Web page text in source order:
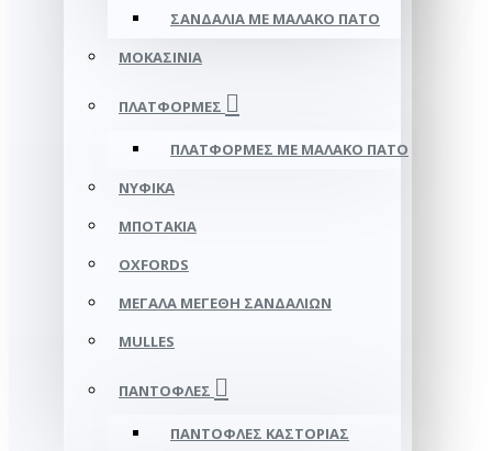
ΣΑΝΔΆΛΙΑ ΜΕ ΜΑΛΑΚΌ ΠΆΤΟ
ΜΟΚΑΣΊΝΙΑ
ΠΛΑΤΦΌΡΜΕΣ
ΠΛΑΤΦΟΡΜΕΣ ΜΕ ΜΑΛΑΚΟ ΠΑΤΟ
ΝΥΦΙΚΆ
ΜΠΟΤΆΚΙΑ
OXFORDS
ΜΕΓΆΛΑ ΜΕΓΈΘΗ ΣΑΝΔΑΛΙΏΝ
MULLES
ΠΑΝΤΌΦΛΕΣ
ΠΑΝΤΌΦΛΕΣ ΚΑΣΤΟΡΙΆΣ